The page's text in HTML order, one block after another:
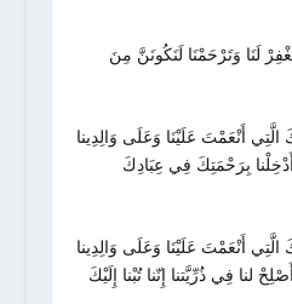
لَنَا وَتَرْحَمْنَا لَنَكُونَنَّ مِنَ
أَنْعَمْتَ عَلَيْنَا وَعَلَى وَالِدِينا
بِرَحْمَتِكَ فِي عِبَادِكَ
أَنْعَمْتَ عَلَيْنَا وَعَلَى وَالِدِينا
لنا فِي ذُرِّيَّتنا إِنّنا تُبْنا إِلَيْكَ